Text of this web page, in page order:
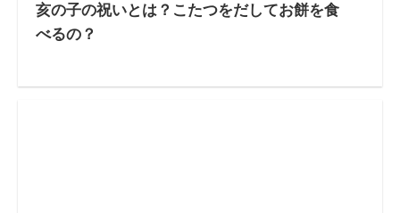
亥の子の祝いとは？こたつをだしてお餅を食
べるの？